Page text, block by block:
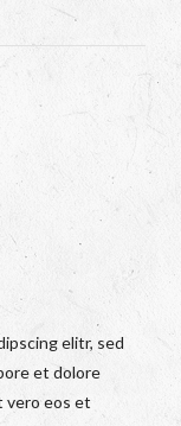
elitr, sed
et dolore
vero eos et